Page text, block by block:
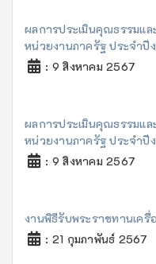
ผลการประเมินคุณธรรมแล
หน่วยงานภาครัฐ ประจำ
: 9 สิงหาคม 2567
ผลการประเมินคุณธรรมแล
หน่วยงานภาครัฐ ประจำ
: 9 สิงหาคม 2567
งานพิธีรับพระราชทานเค
: 21 กุมภาพันธ์ 2567